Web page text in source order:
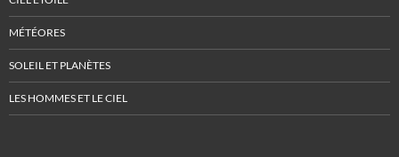
MÉTÉORES
SOLEIL ET PLANÈTES
LES HOMMES ET LE CIEL